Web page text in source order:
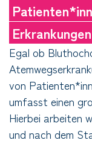
Erkrankungen
Egal ob
von
umfasst einen
Hierbei arbeiten
und nach dem